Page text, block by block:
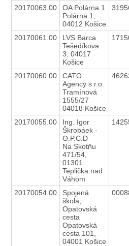
20170063.00
OA Polárna 1
Polárna 1,
04012 Košice
20170061.00
LVS Barca
Tešedíkova
3, 04017
Košice
20170060.00
CATO
Agency s.r.o.
Tramínová
1555/27
04018 Košice
20170055.00
Ing. Igor
Škrobáek -
O.P.C.D
Na Skotňu
471/54,
01301
Teplička nad
Váhom
20170054.00
Spojená
škola,
Opatovská
cesta
Opatovská
cesta 101,
04001 Košice